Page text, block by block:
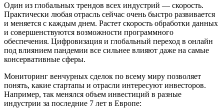
Один из глобальных трендов всех индустрий — скорость.
Практически любая отрасль сейчас очень быстро развивается
и меняется с каждым днем. Растет скорость обработки данных
и совершенствуются возможности программного
обеспечения. Цифровизация и глобальный переход в онлайн
под влиянием пандемии все сильнее влияют даже на самые
консервативные сферы.
Мониторинг венчурных сделок по всему миру позволяет
понять, какие стартапы и отрасли интересуют инвесторов.
Например, так менялся объем инвестиций в разные
индустрии за последние 7 лет в Европе: